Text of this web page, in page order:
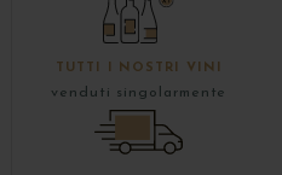
TUTTI I NOSTRI VINI
venduti singolarmente